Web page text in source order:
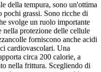
della tempura, sono un'ottima
pochi grassi. Sono ricche di
svolge un ruolo importante
nella protezione delle cellule
forniscono anche acidi
cardiovascolari. Una
circa 200 calorie, a
nella frittura. Scegliendo di